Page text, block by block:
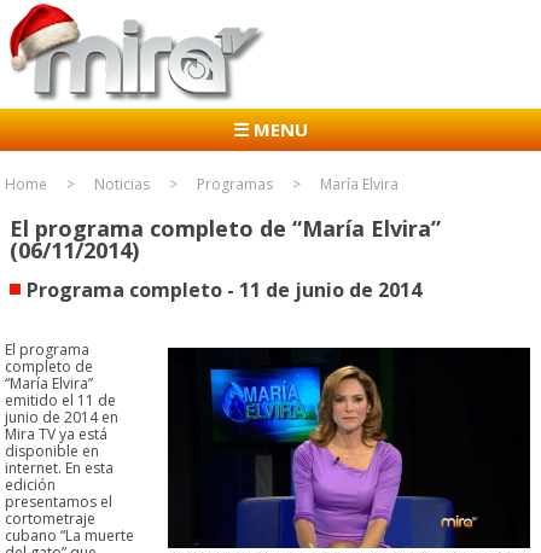
☰ MENU
Home Noticias Programas María Elvira
El programa completo de “María Elvira”
(06/11/2014)
Programa completo - 11 de junio de 2014
El programa
completo de
“María Elvira”
emitido el 11 de
junio de 2014 en
Mira TV ya está
disponible en
internet. En esta
edición
presentamos el
cortometraje
cubano “La muerte